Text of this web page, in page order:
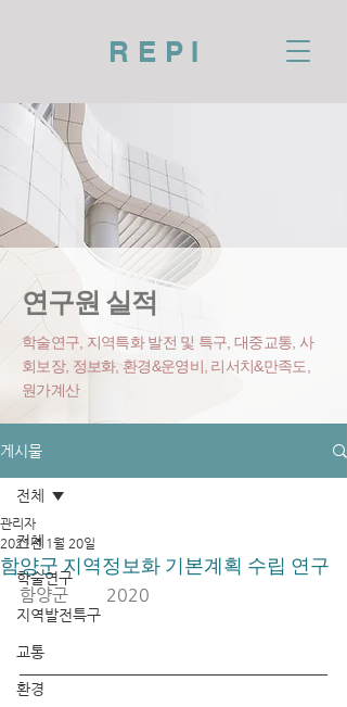
REPI
연구원 실적
학술연구, 지역특화 발전 및 특구, 대중교통, 사
회보장, 정보화, 환경&운영비 , 리서치&만족도,
원가계산
게시물
전체
학술연구
지역발전특구
교통
환경
전체
함양군 지역정보화 기본계획 수립 연구
관리자
2021년 1월 20일
함양군	2020